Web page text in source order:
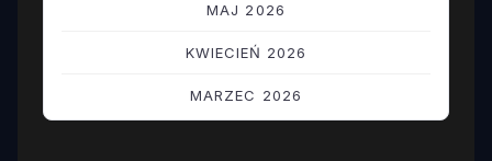
MAJ 2026
KWIECIEŃ 2026
MARZEC 2026